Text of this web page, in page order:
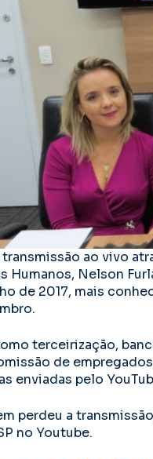
ao vivo
Humanos, Nelson
de 2017, mais
terceirização,
de
enviadas pelo
perdeu a
no Youtube.